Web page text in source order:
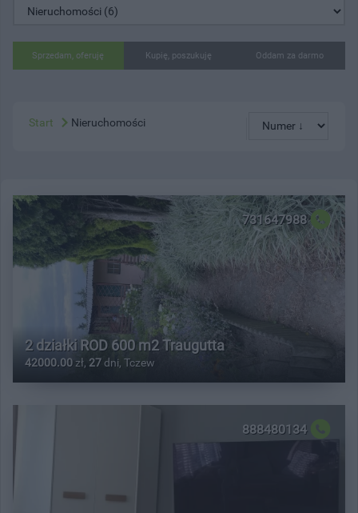
Sprzedam, oferuję Kupię, poszukuję Oddam za darmo
Start Nieruchomości
731647988
2 działki ROD 600 m2 Traugutta
42000.00 zł, 27 dni, Tczew
888480134